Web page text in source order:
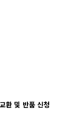
환 및 반품 신청